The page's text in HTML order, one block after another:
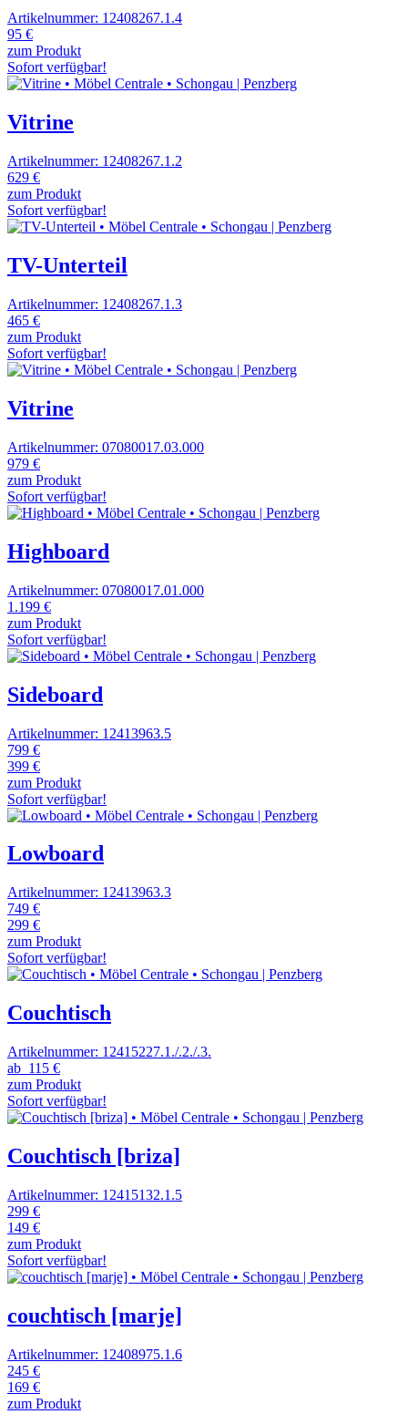
Artikelnummer: 12408267.1.4
95 €
zum Produkt
Sofort verfügbar!
Vitrine
Artikelnummer: 12408267.1.2
629 €
zum Produkt
Sofort verfügbar!
TV-Unterteil
Artikelnummer: 12408267.1.3
465 €
zum Produkt
Sofort verfügbar!
Vitrine
Artikelnummer: 07080017.03.000
979 €
zum Produkt
Sofort verfügbar!
Highboard
Artikelnummer: 07080017.01.000
1.199 €
zum Produkt
Sofort verfügbar!
Sideboard
Artikelnummer: 12413963.5
799 €
399 €
zum Produkt
Sofort verfügbar!
Lowboard
Artikelnummer: 12413963.3
749 €
299 €
zum Produkt
Sofort verfügbar!
Couchtisch
Artikelnummer: 12415227.1./.2./.3.
ab 115 €
zum Produkt
Sofort verfügbar!
Couchtisch [briza]
Artikelnummer: 12415132.1.5
299 €
149 €
zum Produkt
Sofort verfügbar!
couchtisch [marje]
Artikelnummer: 12408975.1.6
245 €
169 €
zum Produkt